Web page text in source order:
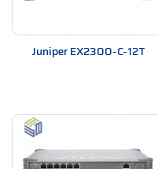
Juniper EX2300-C-12T